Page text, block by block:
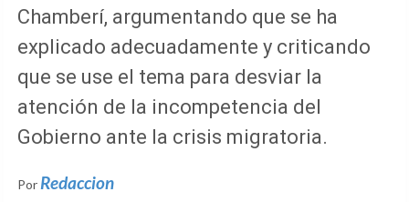
Chamberí, argumentando que se ha
explicado adecuadamente y criticando
que se use el tema para desviar la
atención de la incompetencia del
Gobierno ante la crisis migratoria.
Por Redaccion